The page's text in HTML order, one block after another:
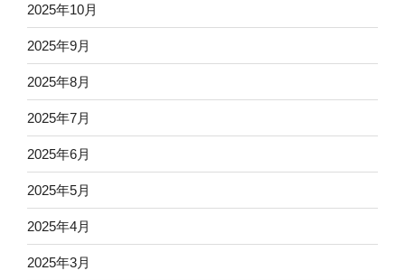
2025年10月
2025年9月
2025年8月
2025年7月
2025年6月
2025年5月
2025年4月
2025年3月